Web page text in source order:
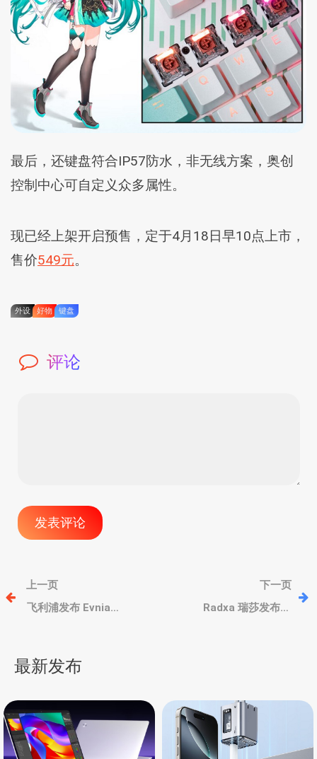
最后，还键盘符合IP57防水，非无线方案，奥创
控制中心可自定义众多属性。
现已经上架开启预售，定于4月18日早10点上市，
售价549元。
外设 好物 键盘
评论
文
航
上一页
飞利浦发布 Evnia
模切换
下一页
Radxa 瑞莎发布双
最新发布